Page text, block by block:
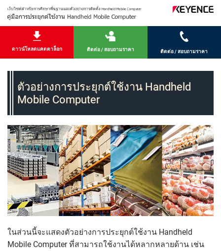
ดาวน์โหลดแคตตาล็อก ติดต่อ / สอบถามราคา ติดต่อ / สอบถามราคา
ตัวอย่างการประยุกต์ใช้งาน Handheld
Mobile Computer
ในส่วนนี้จะแสดงตัวอย่างการประยุกต์ใช้งาน Handheld
Mobile Computer ที่สามารถใช้งานได้หลากหลายด้าน เช่น